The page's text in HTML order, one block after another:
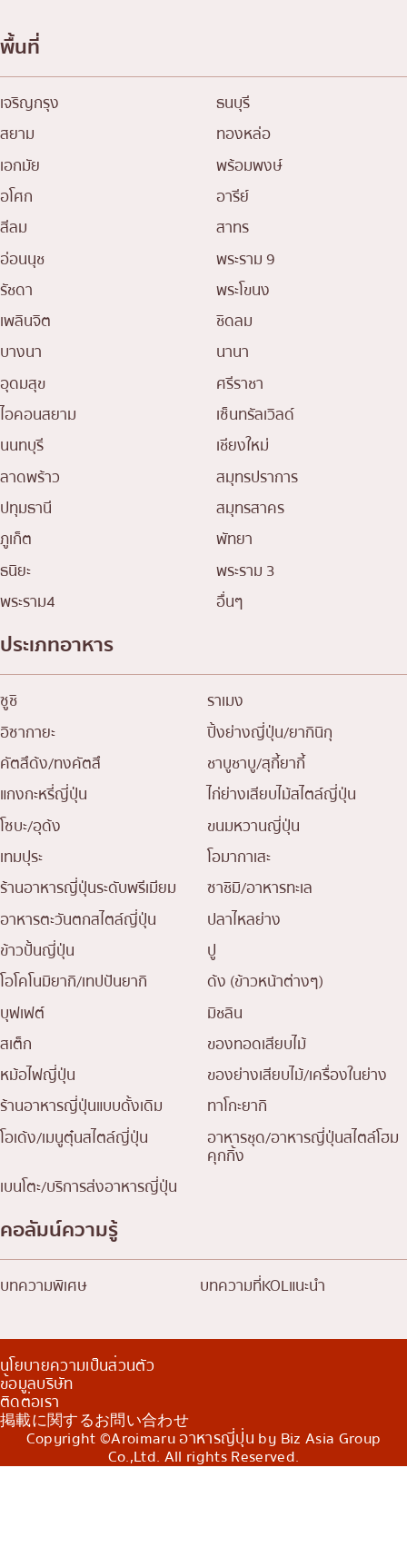
พื้นที่
เจริญกรุง
ธนบุรี
สยาม
ทองหล่อ
เอกมัย
พร้อมพงษ์
อโศก
อารีย์
สีลม
สาทร
อ่อนนุช
พระราม 9
รัชดา
พระโขนง
เพลินจิต
ชิดลม
บางนา
นานา
อุดมสุข
ศรีราชา
ไอคอนสยาม
เซ็นทรัลเวิลด์
นนทบุรี
เชียงใหม่
ลาดพร้าว
สมุทรปราการ
ปทุมธานี
สมุทรสาคร
ภูเก็ต
พัทยา
ธนิยะ
พระราม 3
พระราม4
อื่นๆ
ประเภทอาหาร
ซูชิ
ราเมง
อิซากายะ
ปิ้งย่างญี่ปุ่น/ยากินิกุ
คัตสึด้ง/ทงคัตสึ
ชาบูชาบู/สุกี้ยากี้
แกงกะหรี่ญี่ปุ่น
ไก่ย่างเสียบไม้สไตล์ญี่ปุ่น
โซบะ/อุด้ง
ขนมหวานญี่ปุ่น
เทมปุระ
โอมากาเสะ
ร้านอาหารญี่ปุ่นระดับพรีเมียม
ซาชิมิ/อาหารทะเล
อาหารตะวันตกสไตล์ญี่ปุ่น
ปลาไหลย่าง
ข้าวปั้นญี่ปุ่น
ปู
โอโคโนมิยากิ/เทปปันยากิ
ด้ง (ข้าวหน้าต่างๆ)
บุฟเฟต์
มิชลิน
สเต็ก
ของทอดเสียบไม้
หม้อไฟญี่ปุ่น
ของย่างเสียบไม้/เครื่องในย่าง
ร้านอาหารญี่ปุ่นแบบดั้งเดิม
ทาโกะยากิ
โอเด้ง/เมนูตุ๋นสไตล์ญี่ปุ่น
อาหารชุด/อาหารญี่ปุ่นสไตล์โฮม
คุกกิ้ง
เบนโตะ/บริการส่งอาหารญี่ปุ่น
คอลัมน์ความรู้
บทความพิเศษ บทความที่KOLแนะนำ
นโยบายความเป็นส่วนตัว
ข้อมูลบริษัท
ติดต่อเรา
掲載に関するお問い合わせ
Copyright ©Aroimaru อาหารญี่ปุ่น by Biz Asia Group
Co.,Ltd. All rights Reserved.